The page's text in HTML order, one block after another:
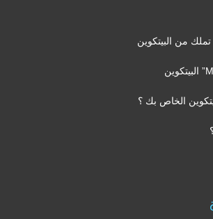
من البيتكوين
الخاص بك ؟